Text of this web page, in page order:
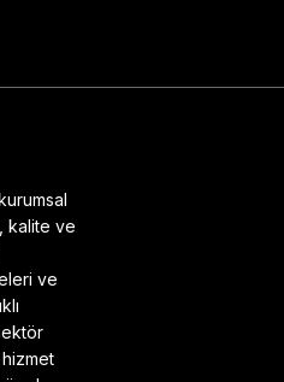
kalite ve
ve
hizmet